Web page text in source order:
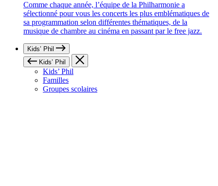
Comme chaque année, l’équipe de la Philharmonie a
sélectionné pour vous les concerts les plus emblématiques de
sa programmation selon différentes thématiques, de la
musique de chambre au cinéma en passant par le free jazz.
Kids’ Phil
Kids’ Phil
Kids’ Phil
Familles
Groupes scolaires